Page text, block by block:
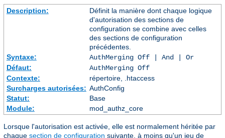
Description:
Définit la manière dont chaque logique
d'autorisation des sections de
configuration se combine avec celles
des sections de configuration
précédentes.
Syntaxe:
AuthMerging Off | And | Or
Défaut:
AuthMerging Off
Contexte:
répertoire, .htaccess
Surcharges autorisées: AuthConfig
Statut:
Base
Module:
mod_authz_core
Lorsque l'autorisation est activée, elle est normalement héritée par
chaque section de configuration suivante, à moins qu'un jeu de